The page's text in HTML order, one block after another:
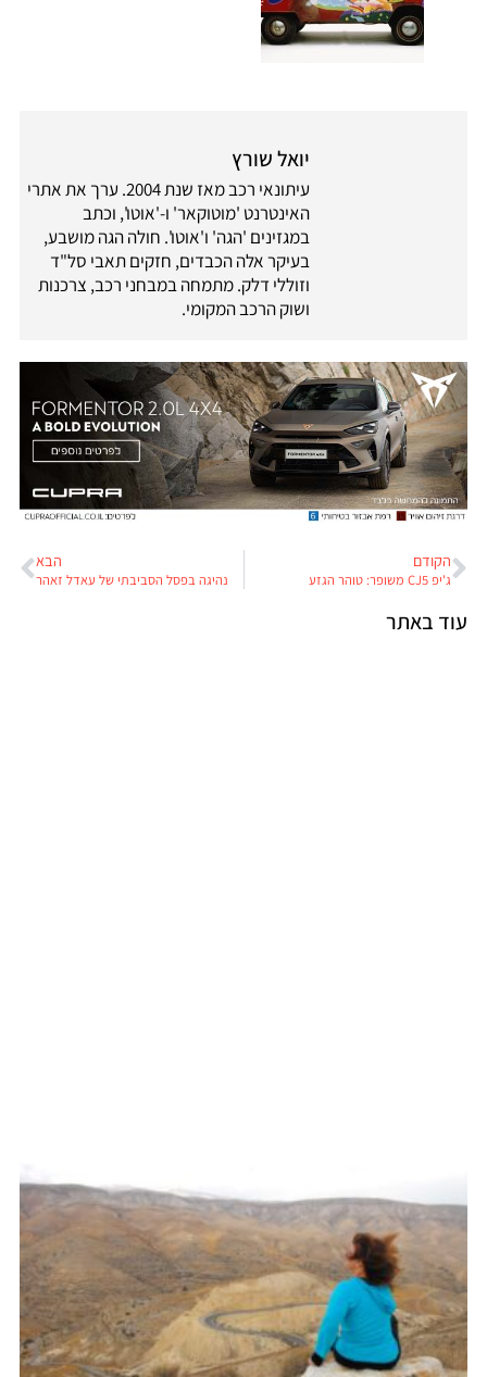
יואל שורץ
עיתונאי רכב מאז שנת 2004. ערך את אתרי
האינטרנט 'מוטוקאר' ו-'אוטו', וכתב
במגזינים 'הגה' ו'אוטו'. חולה הגה מושבע,
בעיקר אלה הכבדים, חזקים תאבי סל"ד
וזוללי דלק. מתמחה במבחני רכב, צרכנות
ושוק הרכב המקומי.
הקודם
ג'יפ CJ5 משופר: טוהר הגזע
הבא
נהיגה בפסל הסביבתי של עאדל זאהר
עוד באתר